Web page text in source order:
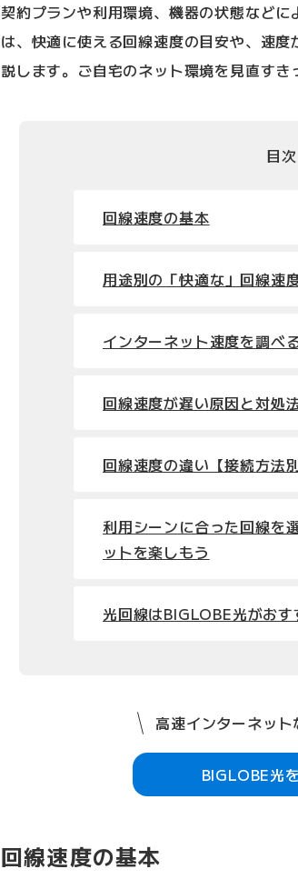
契約プランや利用環境、機器の状態など
は、快適に使える回線速度の目安や、速
説します。ご自宅のネット環境を見直すき
目次
回線速度の基本
用途別の「快適な」回線速
インターネット速度を調べ
回線速度が遅い原因と対処
回線速度の違い【接続方法別
利用シーンに合った回線を
ットを楽しもう
光回線はBIGLOBE光がおす
高速インターネッ
BIGLOBE光
回線速度の基本